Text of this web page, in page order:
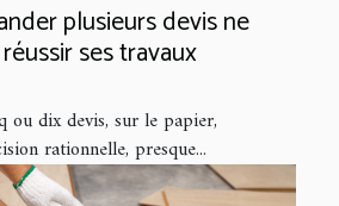
plusieurs devis ne
ses travaux
ou dix devis, sur le papier,
rationnelle, presque...